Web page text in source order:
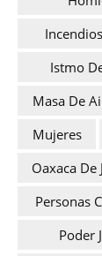
Istmo
Masa De
Mujeres
Oaxaca De
Personas
Poder